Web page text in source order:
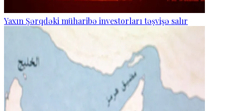
Yaxın Şərqdəki müharibə investorları təşvişə salır